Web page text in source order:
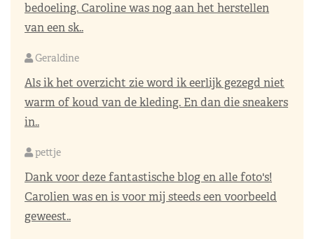
bedoeling. Caroline was nog aan het herstellen
van een sk..
Geraldine
Als ik het overzicht zie word ik eerlijk gezegd niet
warm of koud van de kleding. En dan die sneakers
in..
pettje
Dank voor deze fantastische blog en alle foto's!
Carolien was en is voor mij steeds een voorbeeld
geweest..